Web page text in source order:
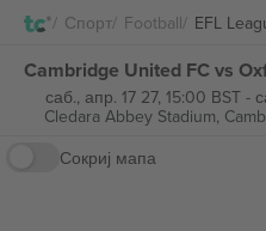
Спорт Football EFL
саб., апр. 17 27, 15:00 BST-
Cledara Abbey Stadium,
Сокриј мапа